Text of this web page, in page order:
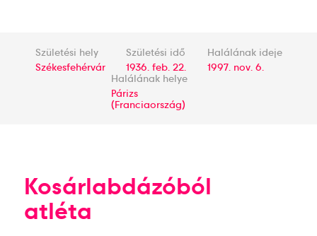
Születési hely
Székesfehérvár
Születési idő
1936. feb. 22.
Halálának ideje
1997. nov. 6.
Halálának helye
Párizs
(Franciaország)
Kosárlabdázóból
atléta